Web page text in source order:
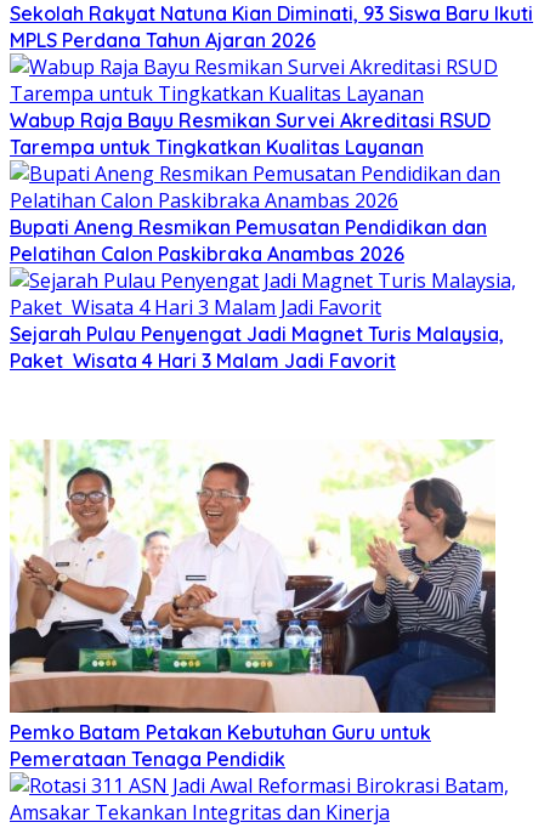
Sekolah Rakyat Natuna Kian Diminati, 93 Siswa Baru Ikuti
MPLS Perdana Tahun Ajaran 2026
Wabup Raja Bayu Resmikan Survei Akreditasi RSUD
Tarempa untuk Tingkatkan Kualitas Layanan
Bupati Aneng Resmikan Pemusatan Pendidikan dan
Pelatihan Calon Paskibraka Anambas 2026
Sejarah Pulau Penyengat Jadi Magnet Turis Malaysia,
Paket Wisata 4 Hari 3 Malam Jadi Favorit
Pemko Batam Petakan Kebutuhan Guru untuk
Pemerataan Tenaga Pendidik